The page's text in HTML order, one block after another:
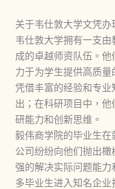
关于韦仕敦大学文凭办
韦仕敦大学拥有一支
成的卓越师资队伍。
力于为学生提供高质
凭借丰富的经验和专
出；在科研项目中，
研能力和创新思维。
毅伟商学院的毕业生
公司纷纷向他们抛出
强的解决实际问题能
多毕业生进入知名企